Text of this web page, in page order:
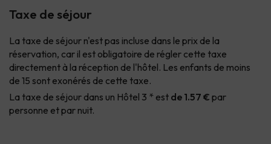
Taxe de séjour
La taxe de séjour n'est pas incluse dans le prix de la
réservation, car il est obligatoire de régler cette taxe
directement à la réception de l'hôtel. Les enfants de moins
de 15 sont exonérés de cette taxe.
La taxe de séjour dans un Hôtel 3 * est de 1.57 € par
personne et par nuit.